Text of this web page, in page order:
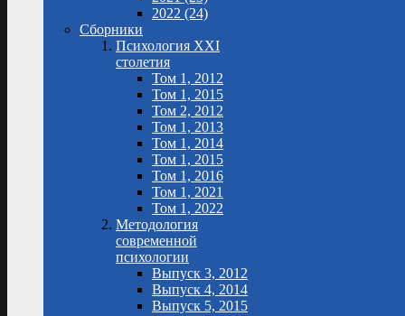
2022 (24)
Сборники
Психология XXI
столетия
Том 1, 2012
Том 1, 2015
Том 2, 2012
Том 1, 2013
Том 1, 2014
Том 1, 2015
Том 1, 2016
Том 1, 2021
Том 1, 2022
Методология
современной
психологии
Выпуск 3, 2012
Выпуск 4, 2014
Выпуск 5, 2015